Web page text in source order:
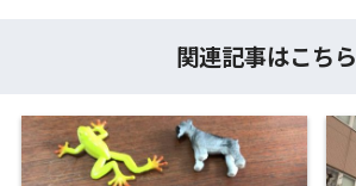
関連記事はこちら